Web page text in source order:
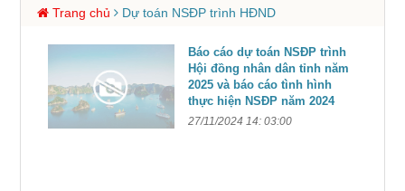
Trang chủ Dự toán NSĐP trình HĐND
Báo cáo dự toán NSĐP trình
Hội đồng nhân dân tỉnh năm
2025 và báo cáo tình hình
thực hiện NSĐP năm 2024
27/11/2024 14: 03:00